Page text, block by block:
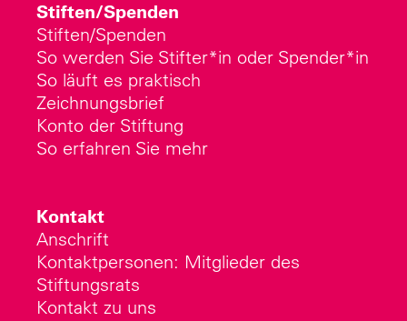
Stiften/Spenden
Stiften/Spenden
So werden Sie Stifter*in oder Spender*in
So läuft es praktisch
Zeichnungsbrief
Konto der Stiftung
So erfahren Sie mehr
Kontakt
Anschrift
Kontaktpersonen: Mitglieder des
Stiftungsrats
Kontakt zu uns